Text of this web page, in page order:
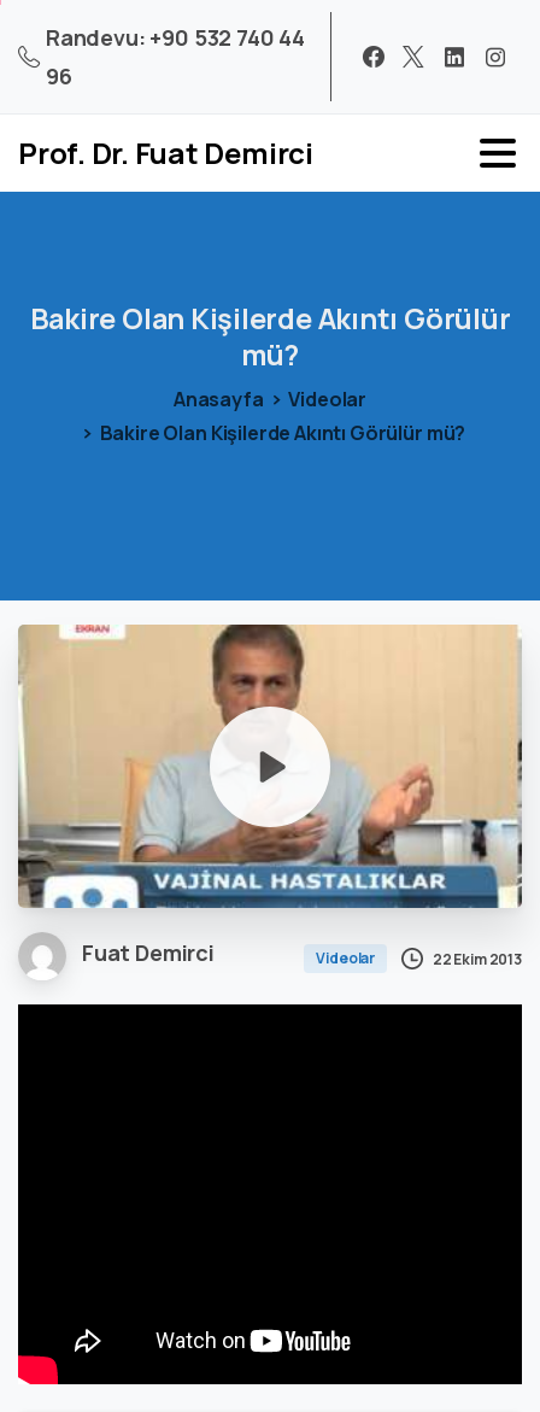
Randevu: +90 532 740 44
96
Prof. Dr. Fuat Demirci
BakireOlan KişilerdeAkıntı Görülür
mü?
Anasayfa
Videolar
Bakire Olan Kişilerde Akıntı Görülür mü?
Fuat Demirci Videolar 22 Ekim 2013